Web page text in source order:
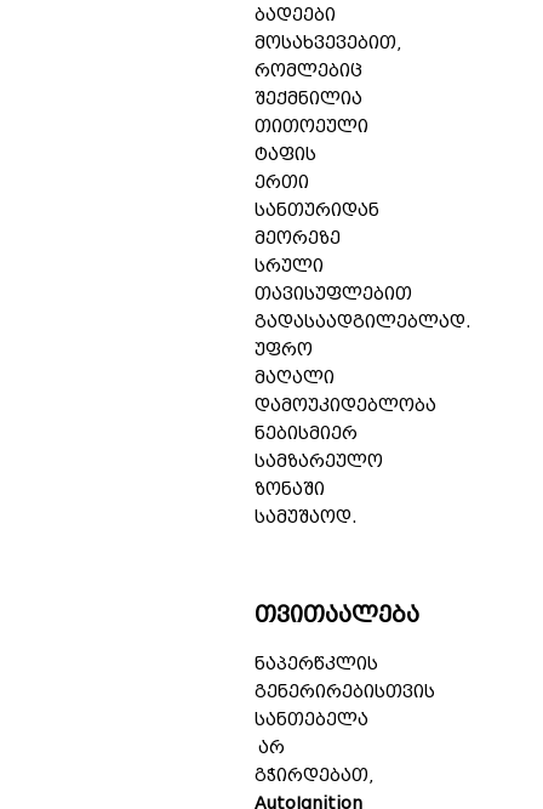
ბადეები
მოსახვევებით,
რომლებიც
შექმნილია
თითოეული
ტაფის
ერთი
სანთურიდან
მეორეზე
სრული
თავისუფლებით
გადასაადგილებლად.
უფრო
მაღალი
დამოუკიდებლობა
ნებისმიერ
სამზარეულო
ზონაში
სამუშაოდ.
თვითაალება
ნაპერწკლის
გენერირებისთვის
სანთებელა
არ
გჭირდებათ,
AutoIgnition